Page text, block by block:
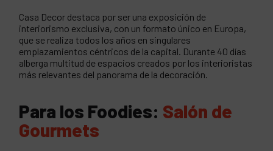
Casa Decor destaca por ser una exposición de
interiorismo exclusiva, con un formato único en Europa,
que se realiza todos los años en singulares
emplazamientos céntricos de la capital. Durante 40 días
alberga multitud de espacios creados por los interioristas
más relevantes del panorama de la decoración.
Para los Foodies: Salón de
Gourmets